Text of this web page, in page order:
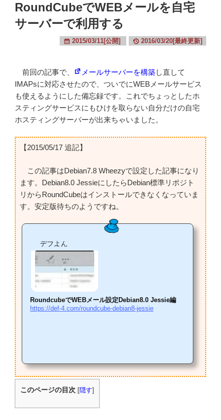
RoundCubeでWEBメールを自宅
サーバーで利用する
2015/03/11[公開] 2016/03/20[最終更新]
前回の記事で、 メールサーバーを構築し直して
IMAPsに対応させたので、ついでにWEBメールサービス
も使えるようにした備忘録です。これでちょっとしたホ
スティングサービスにもひけを取らない自分だけの自宅
ホスティングサーバーが出来ちゃいました。
【2015/05/17 追記】
この記事はDebian7.8 Wheezyで設定した記事になり
ます。Debian8.0 JessieにしたらDebian標準リポジト
リからRoundCubeはインストールできなくなっていま
す。安定版待ちのようですね。
デフよん
RoundcubeでWEBメール設定Debian8.0 Jessie編
https://def-4.com/roundcube-debian8-jessie
このページの目次 [隠す]